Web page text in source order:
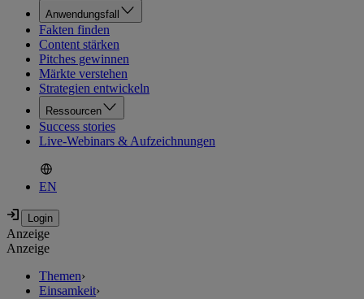
Anwendungsfall
Fakten finden
Content stärken
Pitches gewinnen
Märkte verstehen
Strategien entwickeln
Ressourcen
Success stories
Live-Webinars & Aufzeichnungen
EN
Anzeige
Anzeige
Themen›
Einsamkeit›